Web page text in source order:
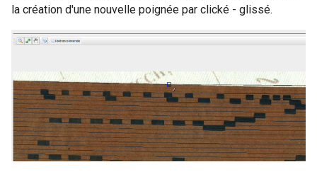
la création d'une nouvelle poignée par clické - glissé.